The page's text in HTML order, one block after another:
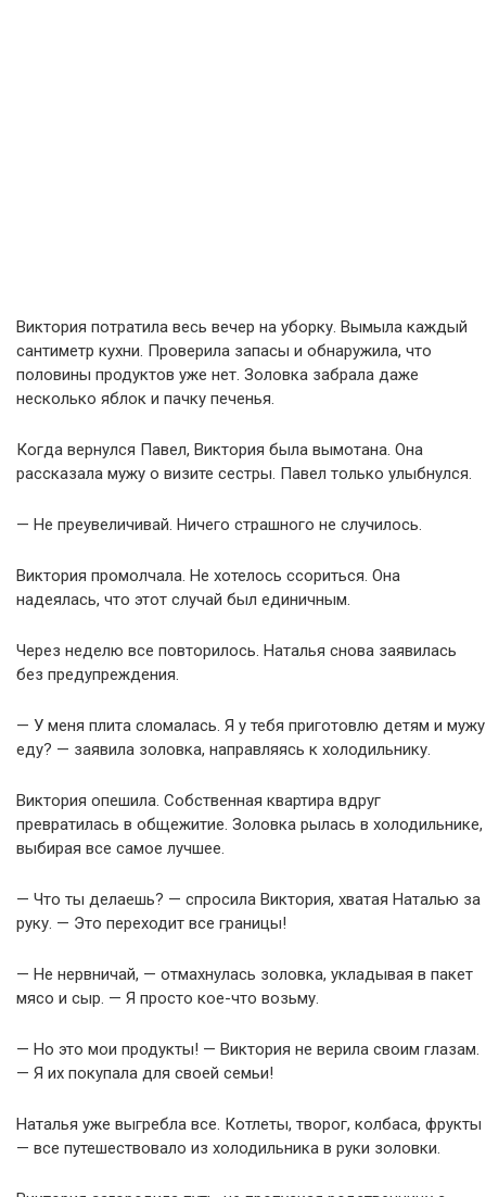
Виктория потратила весь вечер на уборку. Вымыла каждый
сантиметр кухни. Проверила запасы и обнаружила, что
половины продуктов уже нет. Золовка забрала даже
несколько яблок и пачку печенья.
Когда вернулся Павел, Виктория была вымотана. Она
рассказала мужу о визите сестры. Павел только улыбнулся.
— Не преувеличивай. Ничего страшного не случилось.
Виктория промолчала. Не хотелось ссориться. Она
надеялась, что этот случай был единичным.
Через неделю все повторилось. Наталья снова заявилась
без предупреждения.
— У меня плита сломалась. Я у тебя приготовлю детям и мужу
еду? — заявила золовка, направляясь к холодильнику.
Виктория опешила. Собственная квартира вдруг
превратилась в общежитие. Золовка рылась в холодильнике,
выбирая все самое лучшее.
— Что ты делаешь? — спросила Виктория, хватая Наталью за
руку. — Это переходит все границы!
— Не нервничай, — отмахнулась золовка, укладывая в пакет
мясо и сыр. — Я просто кое-что возьму.
— Но это мои продукты! — Виктория не верила своим глазам.
— Я их покупала для своей семьи!
Наталья уже выгребла все. Котлеты, творог, колбаса, фрукты
— все путешествовало из холодильника в руки золовки.